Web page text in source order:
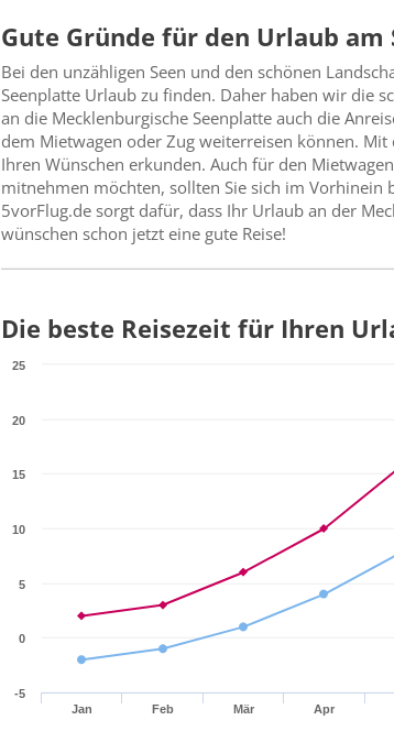
Gute Gründe für den Urlaub
Bei den unzähligen Seen und den schönen
Seenplatte Urlaub zu finden. Daher haben wir die
an die Mecklenburgische Seenplatte auch die
dem Mietwagen oder Zug weiterreisen können.
Ihren Wünschen erkunden. Auch für den
mitnehmen möchten, sollten Sie sich im
5vorFlug.de sorgt dafür, dass Ihr Urlaub an der
wünschen schon jetzt eine gute Reise!
Die beste Reisezeit für Ihren
Jan Feb Mär Apr
-5
0
5
10
15
20
25